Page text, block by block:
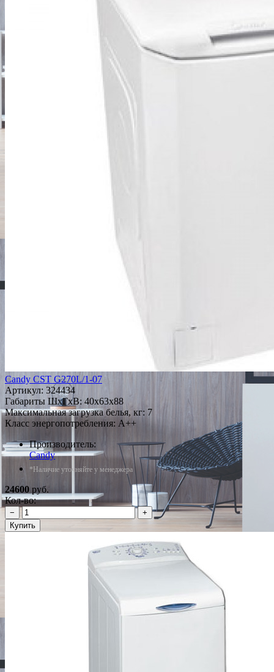
Candy CST G270L/1-07
Артикул: 324434
Габариты ШxГxВ: 40x63x88
Максимальная загрузка белья, кг: 7
Класс энергопотребления: A++
Производитель:
Candy
*Наличие уточняйте у менеджера
24600 руб.
Кол-во:
−
+
Купить